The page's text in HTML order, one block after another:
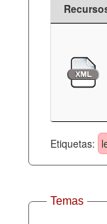
Etiquetas:
Temas